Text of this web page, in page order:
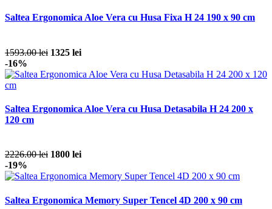
Saltea Ergonomica Aloe Vera cu Husa Fixa H 24 190 x 90 cm
1593.00 lei 1325 lei
-16%
Saltea Ergonomica Aloe Vera cu Husa Detasabila H 24 200 x
120 cm
2226.00 lei 1800 lei
-19%
Saltea Ergonomica Memory Super Tencel 4D 200 x 90 cm